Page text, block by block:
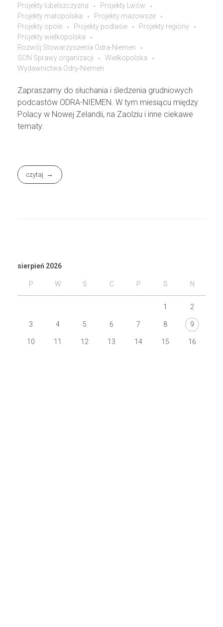
Projekty lubelszczyzna
Projekty Lwów
Projekty małopolska
Projekty mazowsze
Projekty opole
Projekty podlasie
Projekty regiony
Projekty wielkopolska
Rozwój Stowarzyszenia Odra-Niemen
SON Sprawy organizacji
Wielkopolska
Wydawnictwa Odry-Niemen
Zapraszamy do słuchania i śledzenia grudniowych
podcastów ODRA-NIEMEN. W tym miesiącu między
Polacy w Nowej Zelandii, na Zaolziu i inne ciekawe
tematy.
czytaj
sierpień 2026
P W Ś C P S N
1 2
3 4 5 6 7 8 9
10 11 12 13 14 15 16